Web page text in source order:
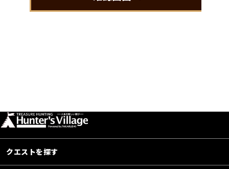
クエストを探す